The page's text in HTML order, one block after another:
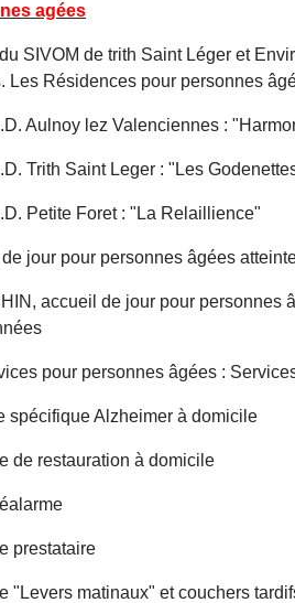
agées
SIVOM de trith Saint Léger et
Les Résidences pour personnes
Aulnoy lez Valenciennes :
Trith Saint Leger : "Les
Petite Foret : "La Relaillience"
jour pour personnes âgées
accueil de jour pour personnes
pour personnes âgées :
spécifique Alzheimer à domicile
de restauration à domicile
prestataire
"Levers matinaux" et couchers